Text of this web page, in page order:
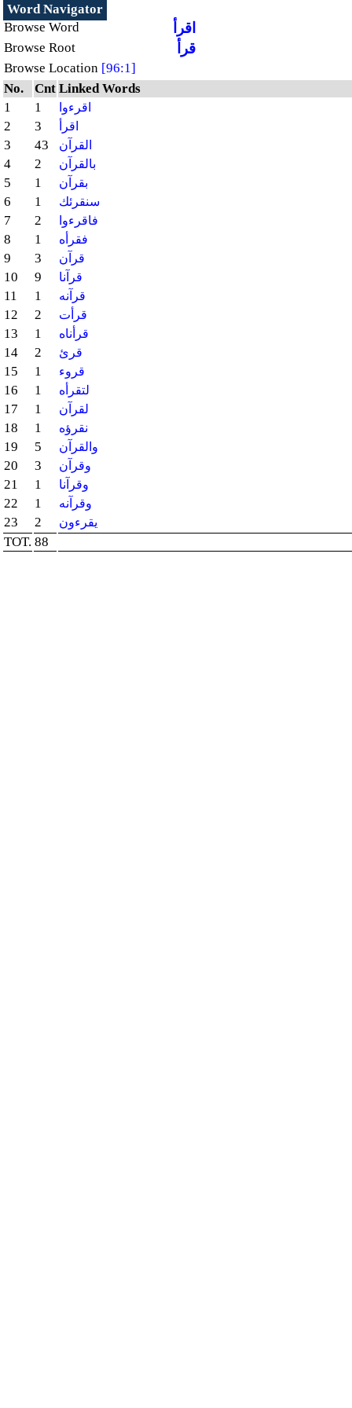
Word Navigator
Browse Word
اقرأ
Browse Root قرأ
Browse Location [96:1]
No.
Cnt Linked Words
1
1 اقرءوا
2 3 اقرأ
3 43 القرآن
4 2 بالقرآن
5 1 بقرآن
6 1 سنقرئك
7 2 فاقرءوا
8 1 فقرأه
9 3 قرآن
10 9 قرآنا
11 1 قرآنه
12 2 قرأت
13 1 قرأناه
14 2 قرئ
15 1 قروء
16 1 لتقرأه
17 1 لقرآن
18 1 نقرؤه
19 5 والقرآن
20 3 وقرآن
21 1 وقرآنا
22 1 وقرآنه
23 2 يقرءون
TOT. 88